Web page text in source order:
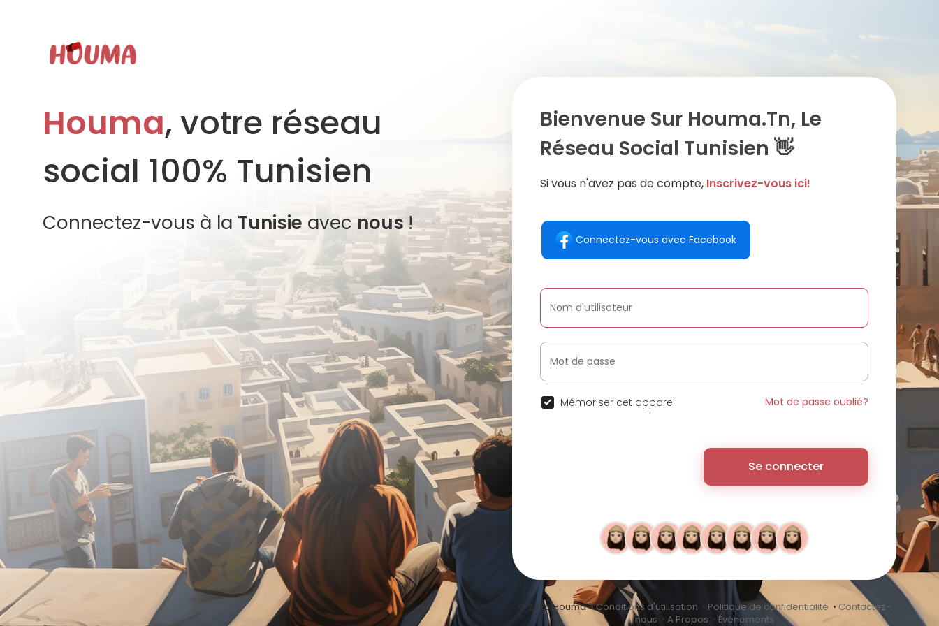
Houma, votre réseau
social 100% Tunisien
Connectez-vous à la Tunisie avec nous!
Bienvenue Sur Houma.tn, Le
Réseau Social Tunisien 👋
Si vous n'avez pas de compte, Inscrivez-vous ici!
Connectez-vous avec Facebook
Mémoriser cet appareil Mot de passe oublié?
Se connecter
© 2026 Houma •Conditions d'utilisation Politique de confidentialité • Contactez-
nous • A Propos • Événements